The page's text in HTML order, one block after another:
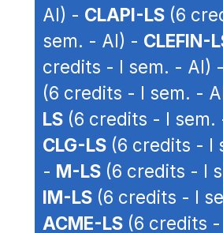
AI) - CLAPI-LS (6
sem. - AI) - CLEFIN-
credits - I sem. - AI) -
(6 credits - I sem. -
LS (6 credits - I sem.
CLG-LS (6 credits - I
- M-LS (6 credits - I
IM-LS (6 credits - I
ACME-LS (6 credits